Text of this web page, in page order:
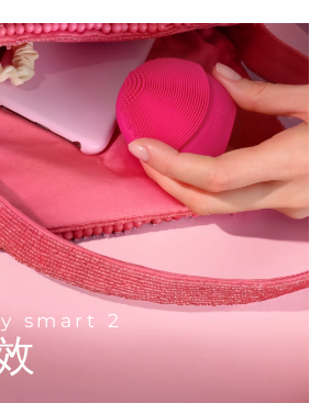
smart 2
friendly IPL hair removal
Cooling Prep Gel
IPL hair removal gel
body serum
2
treatment device
Blemish Solution
acne gel
設備
treatment devices
2
eye massager
膚
eye care treatment
護理設備
eye massagers
derma
microdermabrasion .
remover
皮肤护理
pore care essentials
4 hair
LED scalp massager
play advanced
hairbrush
Dual-Peptide Scalp
hair
Teeth Whitening Set
+ sonic device & 18% PAP gel
Teeth Whitening Gel
男士
預計送達日期 8/11/26
預計送達日期8/12/26
預計送達日期8/9/26
預計送達日期8/11/26
預計送達日期8/15/26